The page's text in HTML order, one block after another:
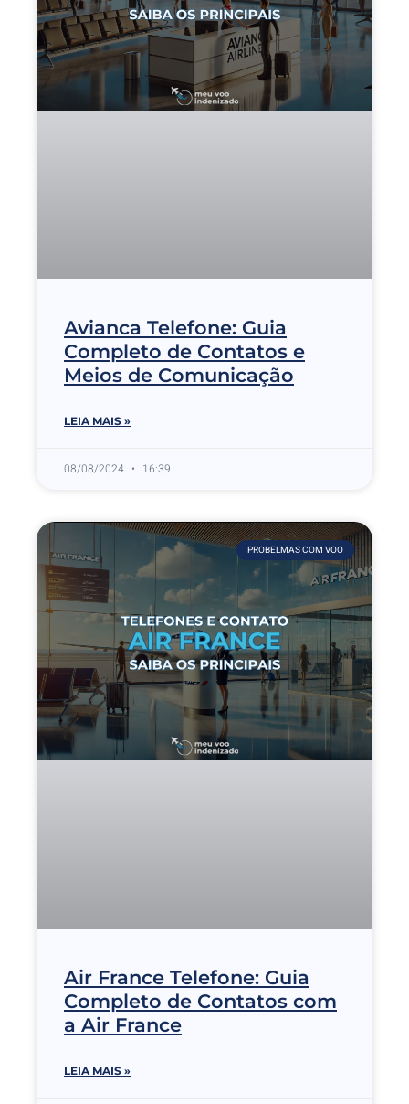
Avianca Telefone: Guia
Completo de Contatos e
Meios de Comunicação
LEIA MAIS »
08/08/2024 16:39
PROBELMAS COM VOO
Air France Telefone: Guia
Completo de Contatos com
a Air France
LEIA MAIS »